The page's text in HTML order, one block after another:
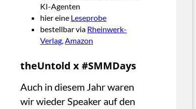
KI-Agenten
hier eine Leseprobe
bestellbar via Rheinwerk-
Verlag Amazon
theUntold x #SMMDays
Auch in diesem Jahr waren
wir wieder Speaker auf den